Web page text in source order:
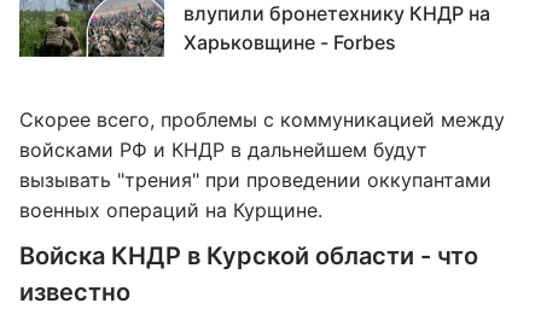
влупили бронетехнику КНДР на
Харьковщине - Forbes
Скорее всего, проблемы с коммуникацией между
войсками РФ и КНДР в дальнейшем будут
вызывать "трения" при проведении оккупантами
военных операций на Курщине.
Войска КНДР в Курской области - что
известно